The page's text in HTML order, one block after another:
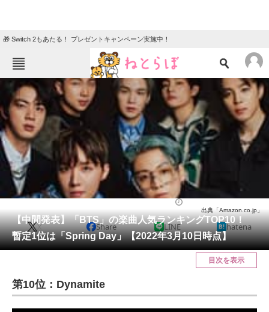
🎁 Switch 2もあたる！ プレゼントキャンペーン実施中！
ねとらぼメニュー
TOP ニュース
エンタメ クイズ
グルメ 地域
住まい 教育・育児
動物 リサーチ
会員記事
メディア
ITの今と未来を見通す
【中間発表】「BTS」の楽曲人気ランキングTOP10！
暫定1位は「Spring Day」【2022年3月10日時点】
出典「Amazon.co.jp」
X Share LINE hatena
目次を表示
第10位：Dynamite